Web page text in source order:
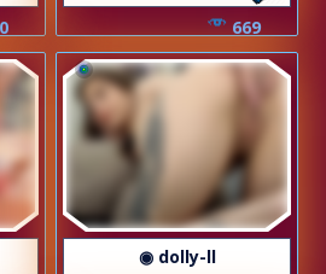
669
◉ dolly-ll